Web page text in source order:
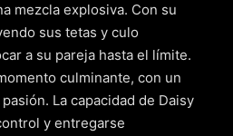
mezcla explosiva. Con su
sus tetas y culo
a su pareja hasta el límite.
culminante, con un
La capacidad de Daisy
y entregarse